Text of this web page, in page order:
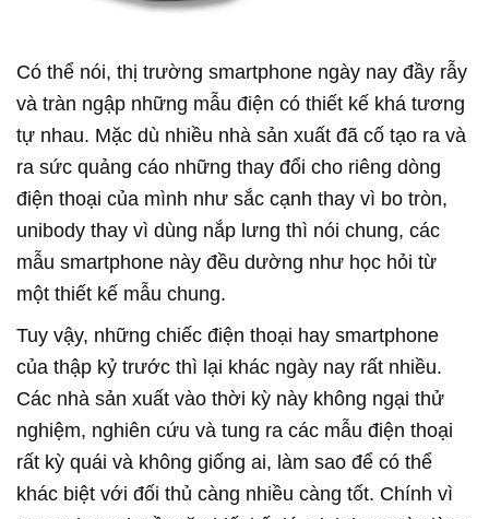
Có thể nói, thị trường smartphone ngày nay đầy rẫy
và tràn ngập những mẫu điện có thiết kế khá tương
tự nhau. Mặc dù nhiều nhà sản xuất đã cố tạo ra và
ra sức quảng cáo những thay đổi cho riêng dòng
điện thoại của mình như sắc cạnh thay vì bo tròn,
unibody thay vì dùng nắp lưng thì nói chung, các
mẫu smartphone này đều dường như học hỏi từ
một thiết kế mẫu chung.
Tuy vậy, những chiếc điện thoại hay smartphone
của thập kỷ trước thì lại khác ngày nay rất nhiều.
Các nhà sản xuất vào thời kỳ này không ngại thử
nghiệm, nghiên cứu và tung ra các mẫu điện thoại
rất kỳ quái và không giống ai, làm sao để có thể
khác biệt với đối thủ càng nhiều càng tốt. Chính vì